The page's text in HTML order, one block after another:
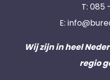
T: 085
E:
Wij zijn in heel
regio